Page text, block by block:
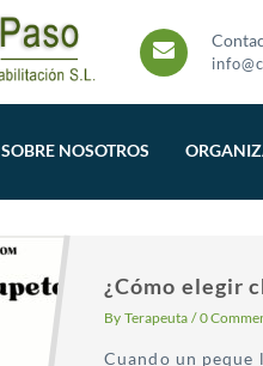
SOBRE NOSOTROS
¿Cómo elegir
By Terapeuta / 0
Cuando un peque